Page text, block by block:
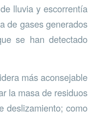
lluvia y escorrentía
de gases generados
se han detectado
más aconsejable
la masa de residuos
deslizamiento; como